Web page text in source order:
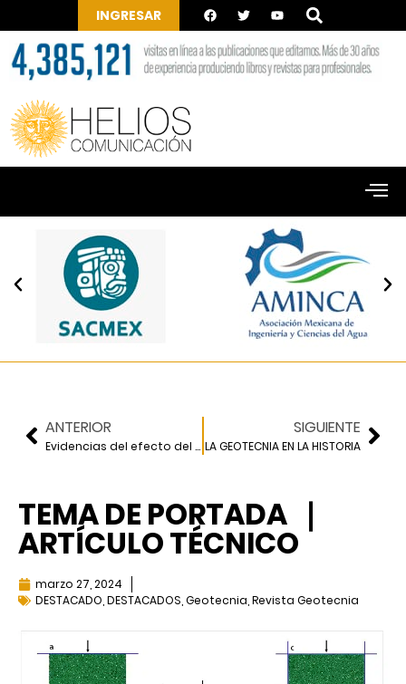
INGRESAR
ANTERIOR
Evidencias del efecto del creep en el comportamiento de las arcillas del Valle de México
SIGUIENTE
LA GEOTECNIA EN LA HISTORIA
TEMA DE PORTADA ❘
ARTÍCULO TÉCNICO
marzo 27, 2024
DESTACADO DESTACADOS Geotecnia Revista Geotecnia